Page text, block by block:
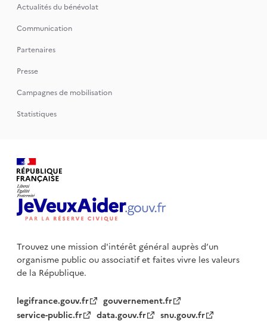
Actualités du bénévolat
Communication
Partenaires
Presse
Campagnes de mobilisation
Statistiques
Trouvez une mission d'intérêt général auprès d’un
organisme publicou associatif et faites vivre les valeurs
de la République.
legifrance.gouv.fr
gouvernement.fr
service-public.fr
data.gouv.fr snu.gouv.fr